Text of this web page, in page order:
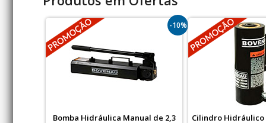
-10%
Bomba Hidráulica Manual de 2,3
Cilindro Hidráulico